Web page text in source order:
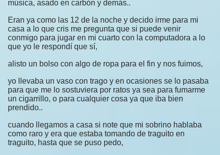
música, asado en carbón y demás..
Eran ya como las 12 de la noche y decido irme para mi
casa a lo que cris me pregunta que si puede venir
conmigo para jugar en mi cuarto con la computadora a lo
que yo le respondí que sí,
alisto un bolso con algo de ropa para el fin y nos fuimos,
yo llevaba un vaso con trago y en ocasiones se lo pasaba
para que me lo sostuviera por ratos ya sea para fumarme
un cigarrillo, o para cualquier cosa ya que iba bien
prendido..
cuando llegamos a casa si note que mi sobrino hablaba
como raro y era que estaba tomando de traguito en
traguito, hasta que se puso pedo,